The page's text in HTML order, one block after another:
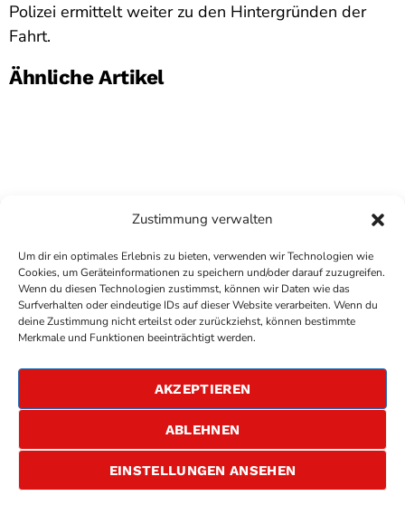
Zustimmung verwalten
Um dir ein optimales Erlebnis zu bieten, verwenden wir Technologien wie
Cookies, um Geräteinformationen zu speichern und/oder darauf zuzugreifen.
Wenn du diesen Technologien zustimmst, können wir Daten wie das
Surfverhalten oder eindeutige IDs auf dieser Website verarbeiten. Wenn du
deine Zustimmung nicht erteilst oder zurückziehst, können bestimmte
Merkmale und Funktionen beeinträchtigt werden.
AKZEPTIEREN
ABLEHNEN
EINSTELLUNGEN ANSEHEN
Polizei ermittelt weiter zu den Hintergründen der
Fahrt.
Ähnliche Artikel
COPYRIGHTANTENNE BAD KREUZNACH
DATENSCHUTZERKLÄRUNG
ALLGEMEINE GESCHÄFTSBEDINGUNGEN
GEWINNSPIELBEDINGUNGEN